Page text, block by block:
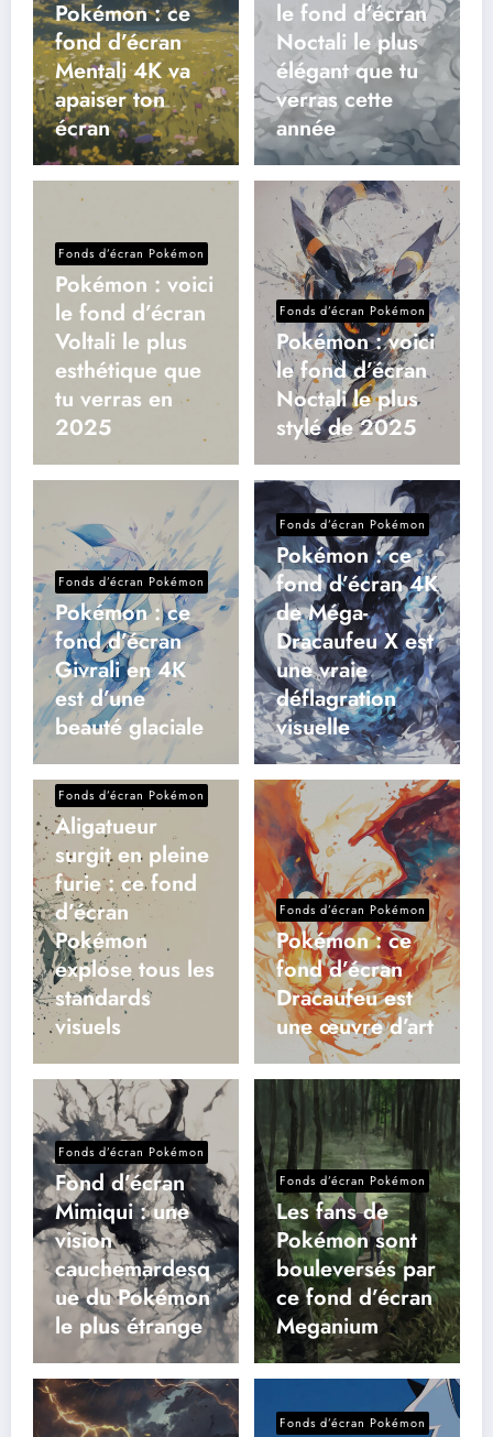
Pokémon : ce
fond d’écran
Mentali 4K va
apaiser ton
écran
le fond d’écran
Noctali le plus
élégant que tu
verras cette
année
Fonds d’écran Pokémon
Pokémon : voici
le fond d’écran
Voltali le plus
esthétique que
tu verras en
2025
Fonds d’écran Pokémon
Pokémon : voici
le fond d’écran
Noctali le plus
stylé de 2025
Fonds d’écran Pokémon
Pokémon : ce
fond d’écran
Givrali en 4K
est d’une
beauté glaciale
Fonds d’écran Pokémon
Pokémon : ce
fond d’écran 4K
de Méga-
Dracaufeu X est
une vraie
déflagration
visuelle
Fonds d’écran Pokémon
Aligatueur
surgit en pleine
furie : ce fond
d’écran
Pokémon
explose tous les
standards
visuels
Fonds d’écran Pokémon
Pokémon : ce
fond d’écran
Dracaufeu est
une œuvre d’art
Fonds d’écran Pokémon
Fond d’écran
Mimiqui : une
vision
cauchemardesq
ue du Pokémon
le plus étrange
Fonds d’écran Pokémon
Les fans de
Pokémon sont
bouleversés par
ce fond d’écran
Meganium
Fonds d’écran Pokémon